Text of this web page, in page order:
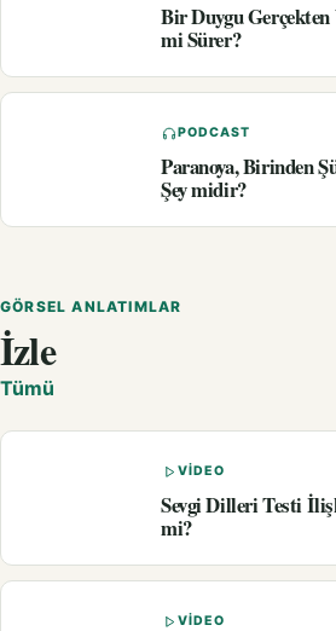
Bir Duygu Gerçekten
mi Sürer?
PODCAST
Paranoya, Birinden
Şey midir?
GÖRSEL ANLATIMLAR
İzle
Tümü
VIDEO
Sevgi Dilleri Testi
mi?
VIDEO